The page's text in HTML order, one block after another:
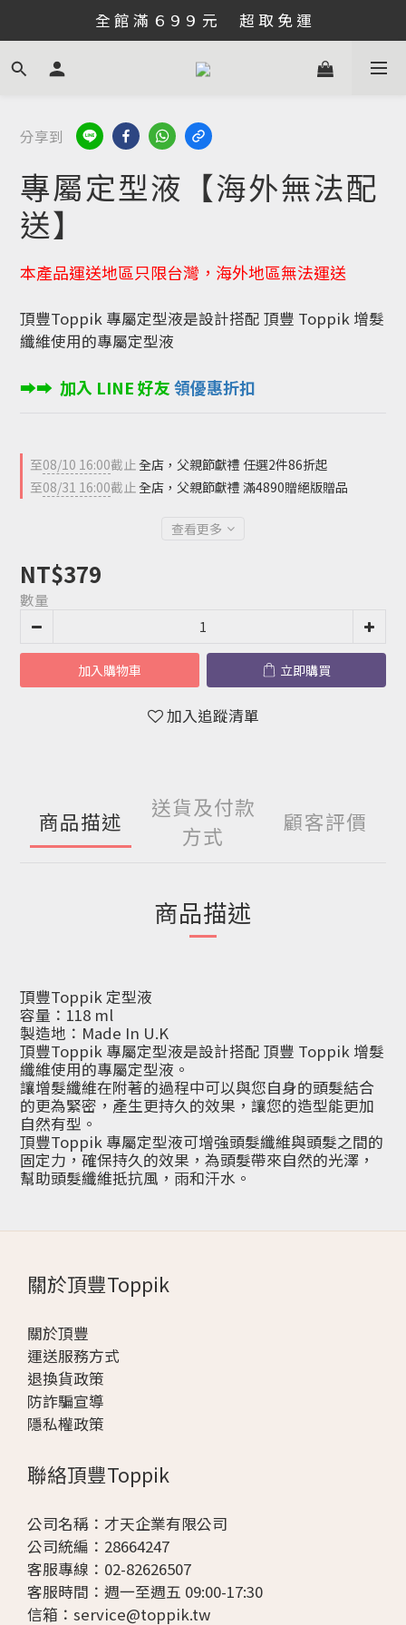
全 館 滿 ６９９ 元      超 取 免 運
分享到
專屬定型液【海外無法配
送】
本產品運送地區只限台灣，海外地區無法運送
頂豐Toppik 專屬定型液是設計搭配 頂豐 Toppik 增髮
纖維使用的專屬定型液
➡︎➡︎  加入 LINE 好友 領優惠折扣
至08/10 16:00截止全店，父親節獻禮 任選2件86折起
至08/31 16:00截止全店，父親節獻禮 滿4890贈絕版贈品
查看更多
NT$379
數量
加入購物車 立即購買
加入追蹤清單
商品描述
送貨及付款
方式
顧客評價
商品描述
頂豐Toppik 定型液
容量：118 ml
製造地：Made In U.K
頂豐Toppik 專屬定型液是設計搭配 頂豐 Toppik 增髮
纖維使用的專屬定型液。
讓增髮纖維在附著的過程中可以與您自身的頭髮結合
的更為緊密，產生更持久的效果，讓您的造型能更加
自然有型。
頂豐Toppik 專屬定型液可增強頭髮纖維與頭髮之間的
固定力，確保持久的效果，為頭髮帶來自然的光澤，
幫助頭髮纖維抵抗風，雨和汗水。
關於頂豐Toppik
關於頂豐
運送服務方式
退換貨政策
防詐騙宣導
隱私權政策
聯絡頂豐Toppik
公司名稱：才天企業有限公司
公司統編：28664247
客服專線：02-82626507
客服時間：週一至週五 09:00-17:30
信箱： service@toppik.tw